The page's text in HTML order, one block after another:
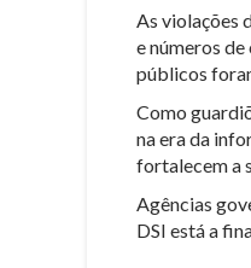
As violações
e números
públicos
Como
na era da
fortalecem a
Agências
DSI está a